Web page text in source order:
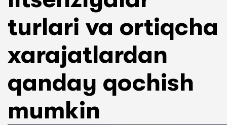
turlari va ortiqcha
xarajatlardan
qanday qochish
mumkin